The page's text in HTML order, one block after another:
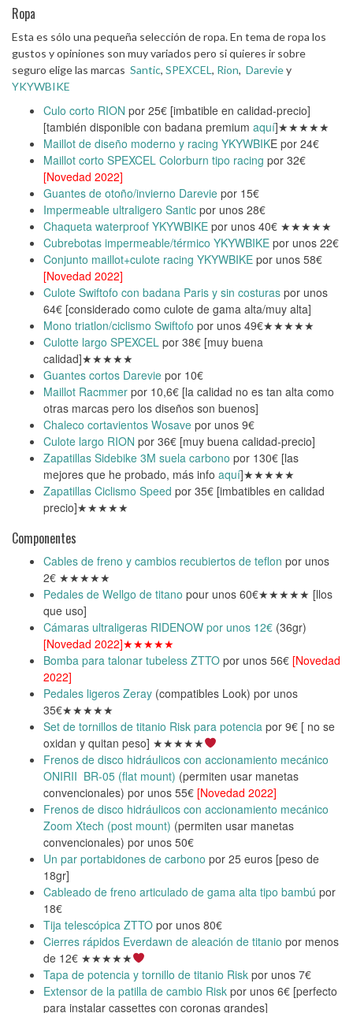
Ropa
Esta es sólo una pequeña selección de ropa. En tema de ropa los
gustos y opiniones son muy variados pero si quieres ir sobre
seguro elige las marcas Santic, SPEXCEL , Rion, Dareviey
YKYWBIKE
Culo corto RION por 25€ [imbatible en calidad-precio]
[también disponible con badana premium aquí]★★★★★
Maillot de diseño moderno y racing YKYWBIKE por 24€
Maillot corto SPEXCEL Colorburn tipo racing por 32€
[Novedad 2022]
Guantes de otoño/invierno Darevie por 15€
Impermeable ultraligero Santic por unos 28€
Chaqueta waterproof YKYWBIKE por unos 40€ ★★★★★
Cubrebotas impermeable/térmico YKYWBIKE por unos 22€
Conjunto maillot+culote racing YKYWBIKE por unos 58€
[Novedad 2022]
Culote Swiftofo con badana Paris y sin costuras por unos
64€ [considerado como culote de gama alta/muy alta]
Mono triatlon/ciclismo Swiftofo por unos 49€★★★★★
Culotte largo SPEXCEL por 38€ [muy buena
calidad]★★★★★
Guantes cortos Darevie por 10€
Maillot Racmmer por 10,6€ [la calidad no es tan alta como
otras marcas pero los diseños son buenos]
Chaleco cortavientos Wosave por unos 9€
Culote largo RION por 36€ [muy buena calidad-precio]
Zapatillas Sidebike 3M suela carbono por 130€ [las
mejores que he probado, más info aquí]★★★★★
Zapatillas Ciclismo Speed por 35€ [imbatibles en calidad
precio]★★★★★
Componentes
Cables de freno y cambios recubiertos de teflon por unos
2€ ★★★★★
Pedales de Wellgo de titano pour unos 60€★★★★★ [llos
que uso]
Cámaras ultraligeras RIDENOW por unos 12€ (36gr)
[Novedad 2022]★★★★★
Bomba para talonar tubeless ZTTO por unos 56€ [Novedad
2022]
Pedales ligeros Zeray (compatibles Look) por unos
35€★★★★★
Set de tornillos de titanio Risk para potencia por 9€ [ no se
oxidan y quitan peso] ★★★★★
Frenos de disco hidráulicos con accionamiento mecánico
ONIRII BR-05 (flat mount) (permiten usar manetas
convencionales) por unos 55€ [Novedad 2022]
Frenos de disco hidráulicos con accionamiento mecánico
Zoom Xtech (post mount) (permiten usar manetas
convencionales) por unos 50€
Un par portabidones de carbono por 25 euros [peso de
18gr]
Cableado de freno articulado de gama alta tipo bambú por
18€
Tija telescópica ZTTO por unos 80€
Cierres rápidos Everdawn de aleación de titanio por menos
de 12€ ★★★★★
Tapa de potencia y tornillo de titanio Risk por unos 7€
Extensor de la patilla de cambio Risk por unos 6€ [perfecto
para instalar cassettes con coronas grandes]